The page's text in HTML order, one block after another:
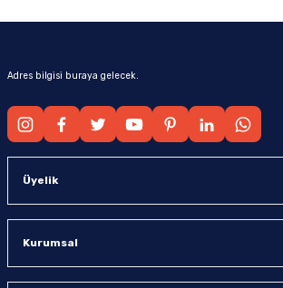
Adres bilgisi buraya gelecek.
Üyelik
Kurumsal